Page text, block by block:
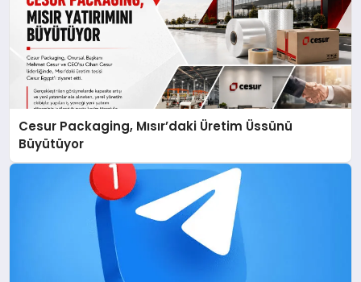
Cesur Packaging, Mısır’daki Üretim Üssünü
Büyütüyor